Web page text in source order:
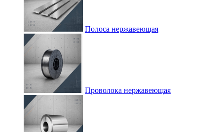
Полоса нержавеющая
Проволока нержавеющая